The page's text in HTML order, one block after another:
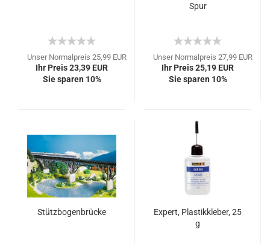
Unser Normalpreis 25,99 EUR
Ihr Preis 23,39 EUR
Sie sparen 10%
Spur
Unser Normalpreis 27,99 EUR
Ihr Preis 25,19 EUR
Sie sparen 10%
Stützbogenbrücke
Expert, Plastikkleber, 25
g